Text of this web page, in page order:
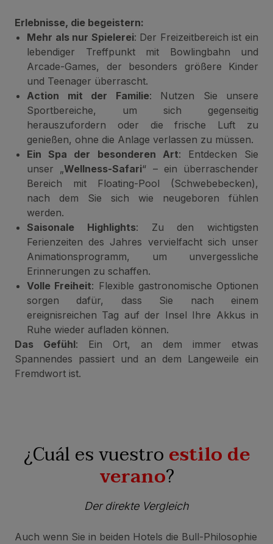
Erlebnisse, die begeistern:
Mehr als nur Spielerei: Der Freizeitbereich ist ein
lebendiger Treffpunkt mit Bowlingbahn und
Arcade-Games, der besonders größere Kinder
und Teenager überrascht.
Action mit der Familie: Nutzen Sie unsere
Sportbereiche, um sich gegenseitig
herauszufordern oder die frische Luft zu
genießen, ohne die Anlage verlassen zu müssen.
Ein Spa der besonderen Art: Entdecken Sie
unser „Wellness-Safari“ – ein überraschender
Bereich mit Floating-Pool (Schwebebecken),
nach dem Sie sich wie neugeboren fühlen
werden.
Saisonale Highlights: Zu den wichtigsten
Ferienzeiten des Jahres vervielfacht sich unser
Animationsprogramm, um unvergessliche
Erinnerungen zu schaffen.
Volle Freiheit: Flexible gastronomische Optionen
sorgen dafür, dass Sie nach einem
ereignisreichen Tag auf der Insel Ihre Akkus in
Ruhe wieder aufladen können.
Das Gefühl: Ein Ort, an dem immer etwas
Spannendes passiert und an dem Langeweile ein
Fremdwort ist.
¿Cuál es vuestroestilo de
verano?
Der direkte Vergleich
Auch wenn Sie in beiden Hotels die Bull-Philosophie